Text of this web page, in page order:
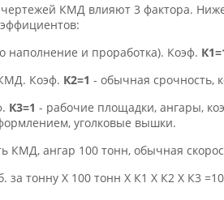
чертежей КМД влияют 3 фактора.
наполнение и проработка). Коэф.
Коэф. К2=1 - обычная срочность,
К3=1 - рабочие площадки, ангары,
уголковые вышки.
КМД, ангар 100 тонн, обычная
за тонну Х 100 тонн Х К1 Х К2 Х К3